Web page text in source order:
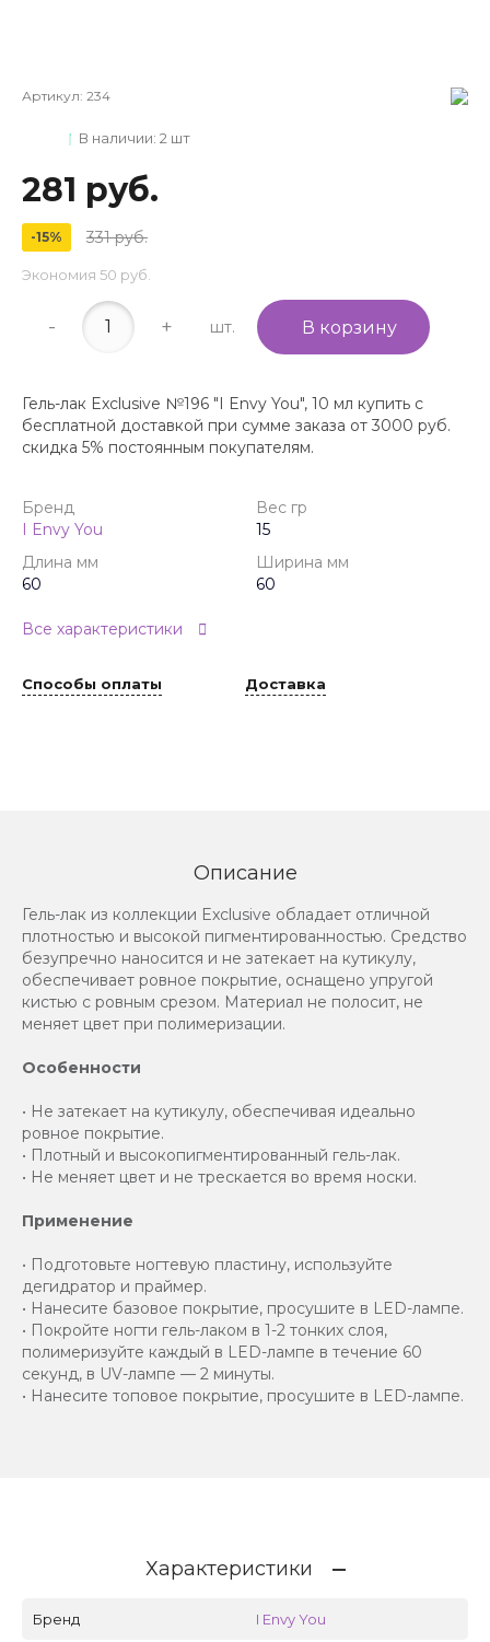
Артикул: 234
В наличии: 2 шт
281 руб.
-15% 331 руб.
Экономия 50 руб.
- + шт. В корзину
Гель-лак Exclusive №196 "I Envy You", 10 мл купить с
бесплатной доставкой при сумме заказа от 3000 руб.
скидка 5% постоянным покупателям.
Бренд
I Envy You
Вес гр
15
Длина мм
60
Ширина мм
60
Все характеристики
Способы оплаты Доставка
Описание
Гель-лак из коллекции Exclusive обладает отличной
плотностью и высокой пигментированностью. Средство
безупречно наносится и не затекает на кутикулу,
обеспечивает ровное покрытие, оснащено упругой
кистью с ровным срезом. Материал не полосит, не
меняет цвет при полимеризации.
Особенности
• Не затекает на кутикулу, обеспечивая идеально
ровное покрытие.
• Плотный и высокопигментированный гель-лак.
• Не меняет цвет и не трескается во время носки.
Применение
• Подготовьте ногтевую пластину, используйте
дегидратор и праймер.
• Нанесите базовое покрытие, просушите в LED-лампе.
• Покройте ногти гель-лаком в 1-2 тонких слоя,
полимеризуйте каждый в LED-лампе в течение 60
секунд, в UV-лампе — 2 минуты.
• Нанесите топовое покрытие, просушите в LED-лампе.
Характеристики
Бренд I Envy You